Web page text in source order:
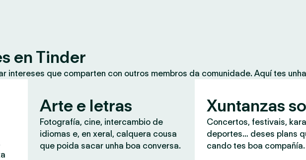
en Tinder
intereses que comparten con outros membros da comunidade. Aquí tes
Arte e letras
Fotografía, cine, intercambio de
idiomas e, en xeral, calquera cousa
que poida sacar unha boa conversa.
Xuntanzas
Concertos, festivais,
deportes… deses plans
cando tes boa compañía.